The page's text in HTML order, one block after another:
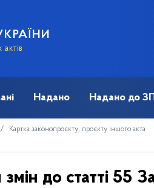
Надано Надано до
Картка законопроєкту, проєкту іншого акта
до статті 55